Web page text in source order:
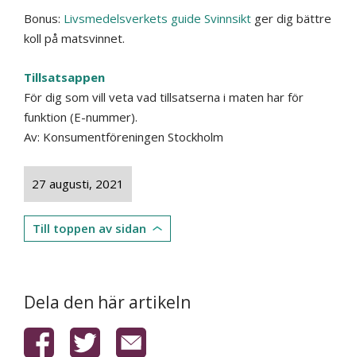
Bonus: Livsmedelsverkets guide Svinnsikt ger dig bättre
koll på matsvinnet.
Tillsatsappen
För dig som vill veta vad tillsatserna i maten har för
funktion (E-nummer).
Av: Konsumentföreningen Stockholm
27 augusti, 2021
Till toppen av sidan
Dela den här artikeln